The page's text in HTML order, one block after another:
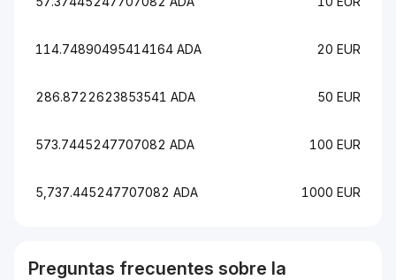
114.74890495414164 ADA 20 EUR
286.8722623853541 ADA 50 EUR
573.7445247707082 ADA 100 EUR
5,737.445247707082 ADA 1000 EUR
Preguntas frecuentes sobre la